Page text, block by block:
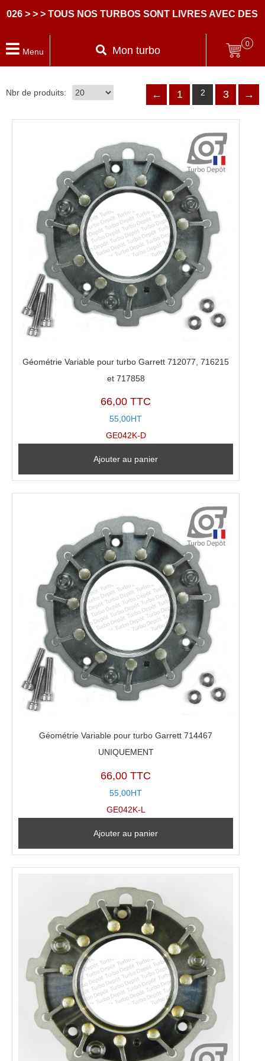
NOS TURBOS SONT LIVRES AVEC DES PARTIES
Menu Mon turbo
0
← 1 2 3 →
Nbr de produits:
Géométrie Variable pour turbo Garrett 712077, 716215
et 717858
66,00 TTC
55,00HT
GE042K-D
Ajouter au panier
Géométrie Variable pour turbo Garrett 714467
UNIQUEMENT
66,00 TTC
55,00HT
GE042K-L
Ajouter au panier